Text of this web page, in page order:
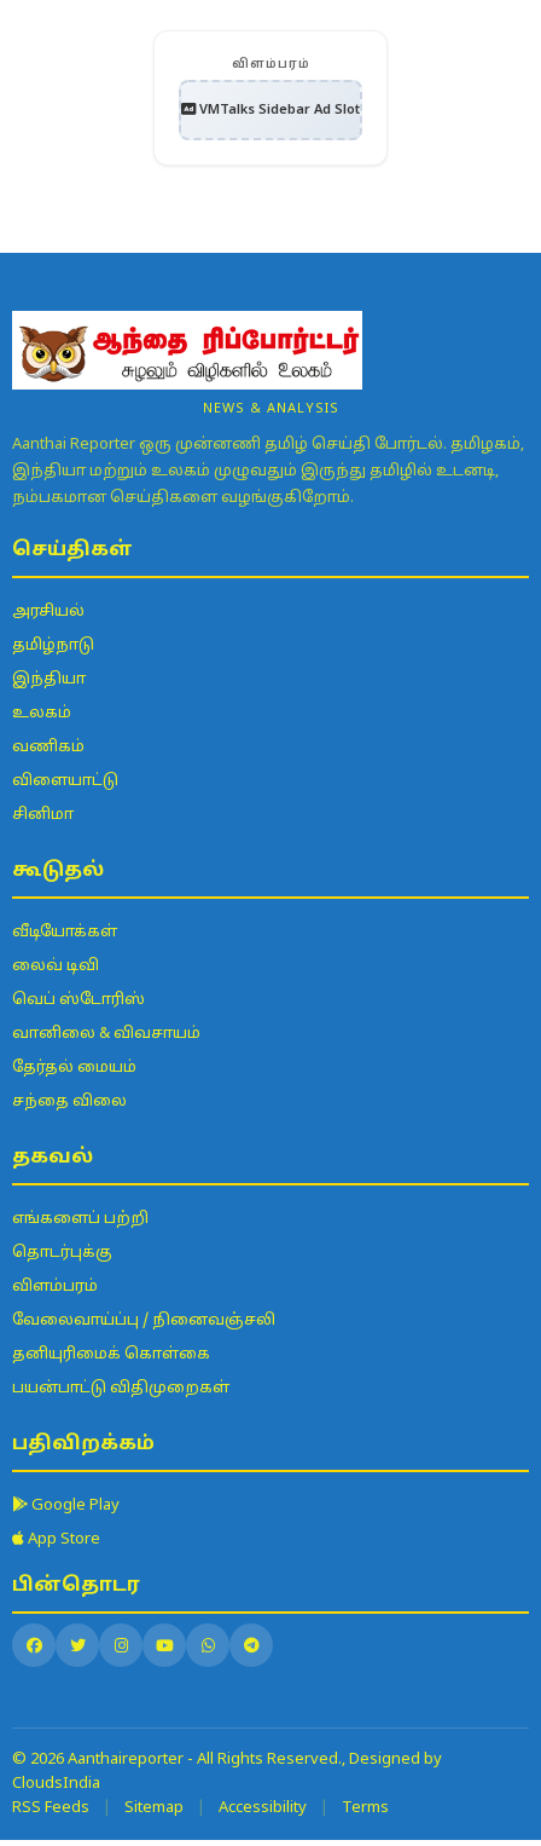
விளம்பரம்
VMTalks Sidebar Ad Slot
NEWS & ANALYSIS
Aanthai Reporter ஒரு முன்னணி தமிழ் செய்தி போர்டல். தமிழகம்,
இந்தியா மற்றும் உலகம் முழுவதும் இருந்து தமிழில் உடனடி,
நம்பகமான செய்திகளை வழங்குகிறோம்.
செய்திகள்
அரசியல்
தமிழ்நாடு
இந்தியா
உலகம்
வணிகம்
விளையாட்டு
சினிமா
கூடுதல்
வீடியோக்கள்
லைவ் டிவி
வெப் ஸ்டோரிஸ்
வானிலை & விவசாயம்
தேர்தல் மையம்
சந்தை விலை
தகவல்
எங்களைப் பற்றி
தொடர்புக்கு
விளம்பரம்
வேலைவாய்ப்பு / நினைவஞ்சலி
தனியுரிமைக் கொள்கை
பயன்பாட்டு விதிமுறைகள்
பதிவிறக்கம்
Google Play
App Store
பின்தொடர
© 2026 Aanthaireporter - All Rights Reserved., Designed by
CloudsIndia
RSS Feeds
Sitemap Accessibility Terms